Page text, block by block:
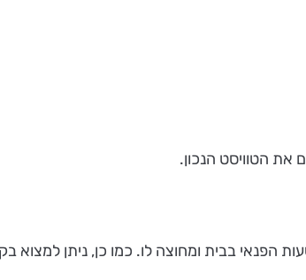
את הטוויסט הנכון.